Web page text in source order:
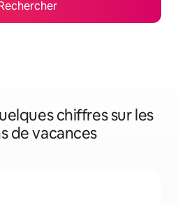
chiffres sur les
de vacances